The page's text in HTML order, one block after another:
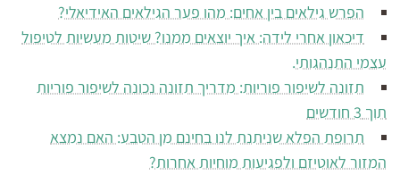
הפרש גילאים בין אחים: מהו פער הגילאים האידיאלי?
דיכאון אחרי לידה: איך יוצאים ממנו? שיטות מעשיות לטיפול
עצמי התנהגותי.
תזונה לשיפור פוריות: מדריך תזונה נכונה לשיפור פוריות
תוך 3 חודשים
תרופת הפלא שניתנת לנו בחינם מן הטבע: האם נמצא
המזור לאוטיזם ולפגיעות מוחיות אחרות?